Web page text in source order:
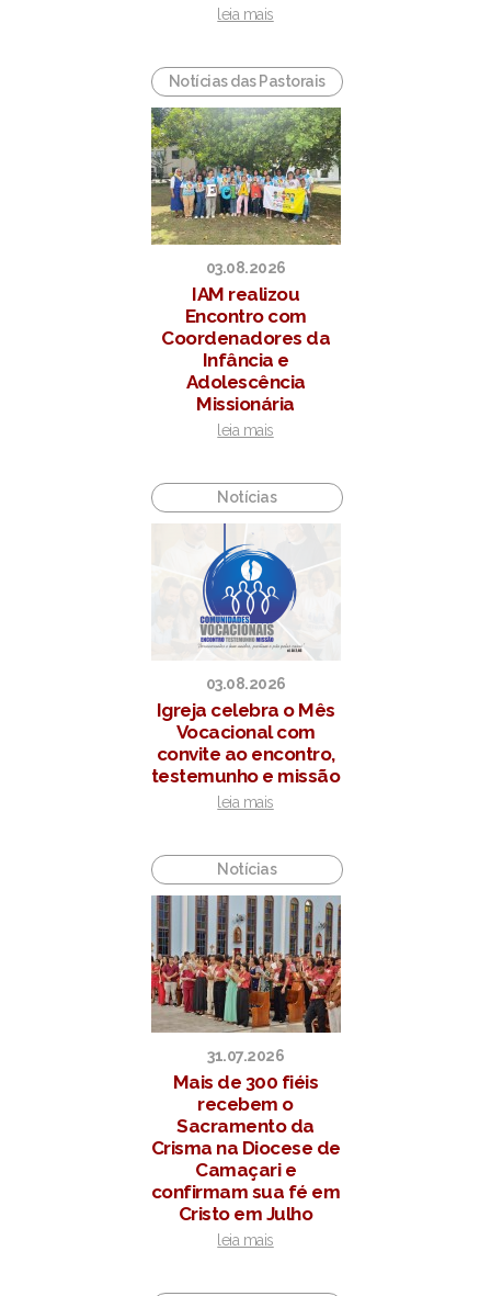
leia mais
Notícias das Pastorais
03.08.2026
IAM realizou
Encontro com
Coordenadores da
Infância e
Adolescência
Missionária
leia mais
Notícias
03.08.2026
Igreja celebra o Mês
Vocacional com
convite ao encontro,
testemunho e missão
leia mais
Notícias
31.07.2026
Mais de 300 fiéis
recebem o
Sacramento da
Crisma na Diocese de
Camaçari e
confirmam sua fé em
Cristo em Julho
leia mais